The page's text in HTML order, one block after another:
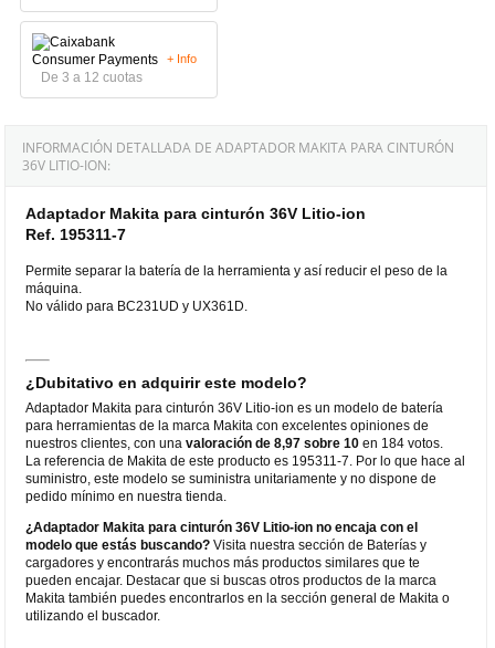
De 3 a 12 cuotas
+ Info
INFORMACIÓN DETALLADA DE ADAPTADOR MAKITA PARA CINTURÓN
36V LITIO-ION:
Adaptador Makita para cinturón 36V Litio-ion
Ref. 195311-7
Permite separar la batería de la herramienta y así reducir el peso de la
máquina.
No válido para BC231UD y UX361D.
¿Dubitativo en adquirir este modelo?
Adaptador Makita para cinturón 36V Litio-ion es un modelo de batería
para herramientas de la marca Makita con excelentes opiniones de
nuestros clientes, con unavaloración de 8,97 sobre 10 en 184 votos.
La referencia de Makita de este producto es 195311-7. Por lo que hace al
suministro, este modelo se suministra unitariamente y no dispone de
pedido mínimo en nuestra tienda.
¿Adaptador Makita para cinturón 36V Litio-ion no encaja con el
modelo que estás buscando? Visita nuestra sección de Baterías y
cargadores y encontrarás muchos más productos similares que te
pueden encajar. Destacar que si buscas otros productos de la marca
Makita también puedes encontrarlos en la sección general de Makita o
utilizando el buscador.